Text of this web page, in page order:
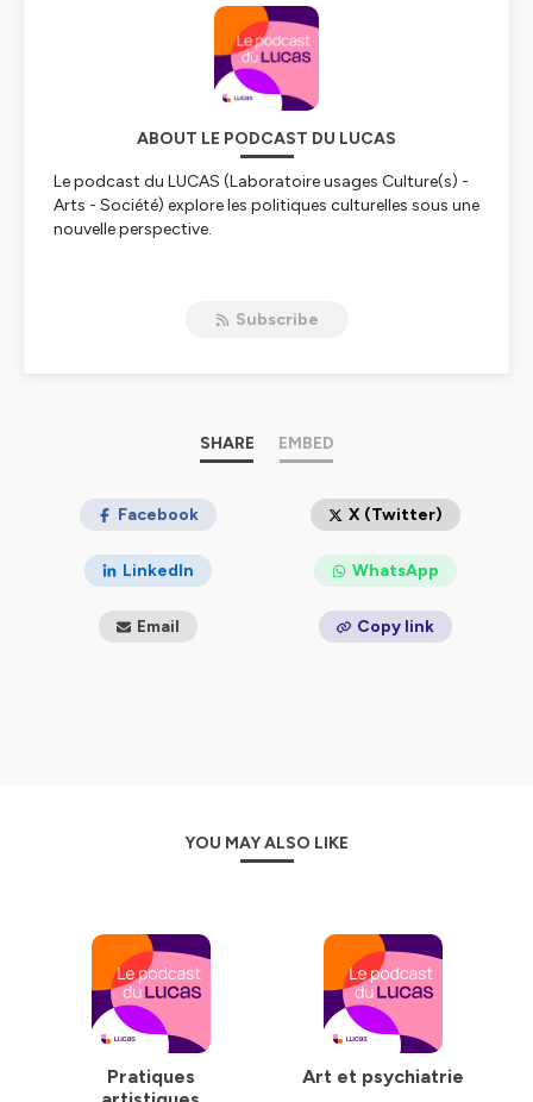
ABOUT LE PODCAST DU LUCAS
Le podcast du LUCAS (Laboratoire usages Culture(s) -
Arts - Société) explore les politiques culturelles sous une
nouvelle perspective.
pour plus d'informations.
Subscribe
SHARE EMBED
Facebook X (Twitter)
LinkedIn WhatsApp
Email Copy link
YOU MAY ALSO LIKE
Pratiques
Art et psychiatrie